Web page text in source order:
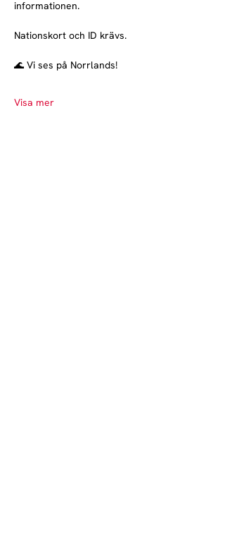
informationen.
Nationskort och ID krävs.
🌊 Vi ses på Norrlands!
Visa mer